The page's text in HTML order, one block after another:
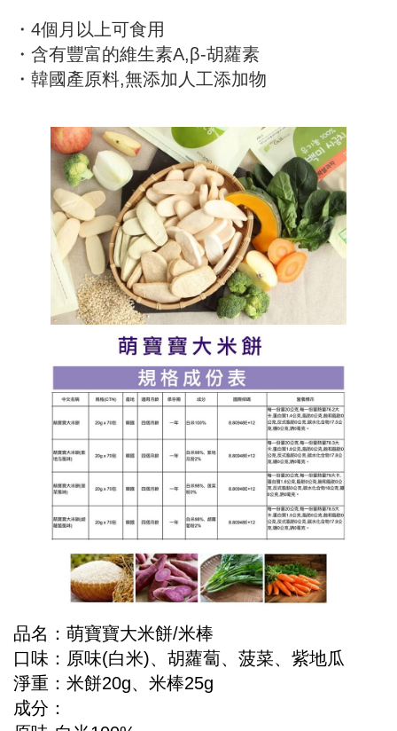
・4個月以上可食用
・含有豐富的維生素A,β-胡蘿素
・韓國產原料,無添加人工添加物
品名：萌寶寶大米餅/米棒
口味：原味(白米)、胡蘿蔔、菠菜、紫地瓜
淨重：米餅20g、米棒25g
成分：